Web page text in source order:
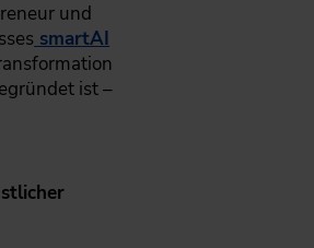
und
smartAI
ist –